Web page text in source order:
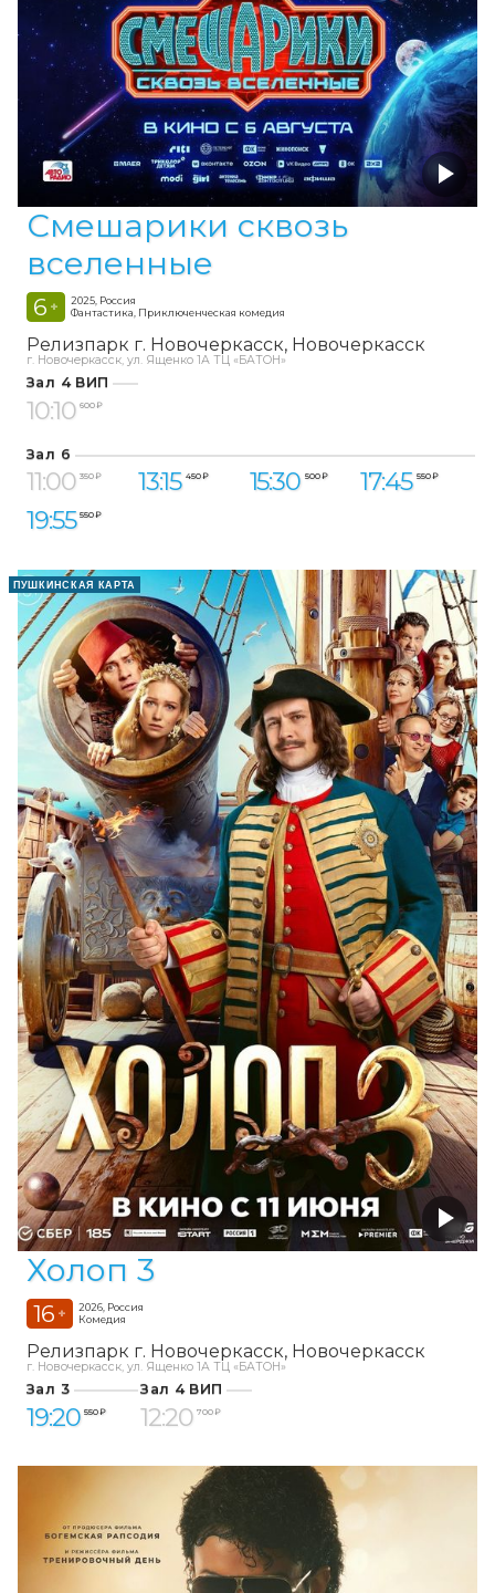
Смешарики сквозь
вселенные
6 +
2025, Россия
Фантастика, Приключенческая комедия
Релизпарк г. Новочеркасск Новочеркасск
г. Новочеркасск, ул. Ященко 1А ТЦ «БАТОН»
Зал 4 ВИП
10:10 600 ₽
Зал 6
11:00 350 ₽ 13:15 450 ₽ 15:30 500 ₽ 17:45 550 ₽
19:55 550 ₽
ПУШКИНСКАЯ КАРТА
Холоп 3
16 +
2026, Россия
Комедия
Релизпарк г. Новочеркасск Новочеркасск
г. Новочеркасск, ул. Ященко 1А ТЦ «БАТОН»
Зал 3
19:20 550 ₽
Зал 4 ВИП
12:20 700 ₽